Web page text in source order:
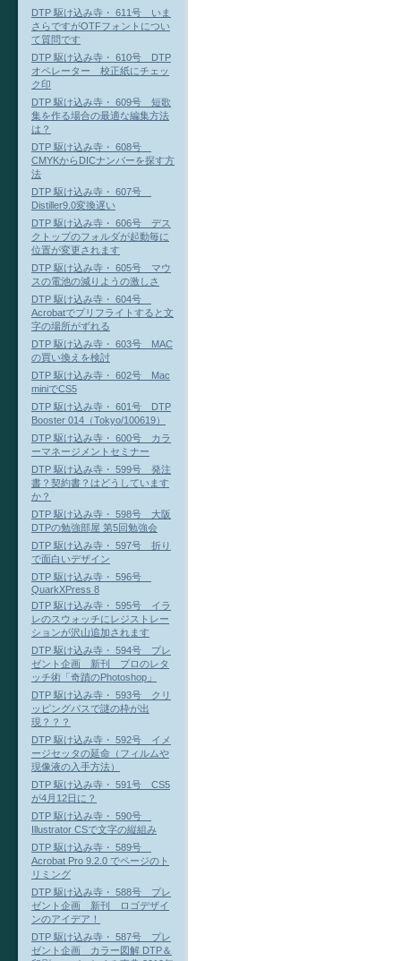
DTP 駆け込み寺・ 611号 いま
さらですがOTFフォントについ
て質問です
DTP 駆け込み寺・ 610号 DTP
オペレーター 校正紙にチェッ
ク印
DTP 駆け込み寺・ 609号 短歌
集を作る場合の最適な編集方法
は？
DTP 駆け込み寺・ 608号
CMYKからDICナンバーを探す方
法
DTP 駆け込み寺・ 607号
Distiller9.0変換遅い
DTP 駆け込み寺・ 606号 デス
クトップのフォルダが起動毎に
位置が変更されます
DTP 駆け込み寺・ 605号 マウ
スの電池の減りようの激しさ
DTP 駆け込み寺・ 604号
Acrobatでプリフライトすると文
字の場所がずれる
DTP 駆け込み寺・ 603号 MAC
の買い換えを検討
DTP 駆け込み寺・ 602号 Mac
miniでCS5
DTP 駆け込み寺・ 601号 DTP
Booster 014（Tokyo/100619）
DTP 駆け込み寺・ 600号 カラ
ーマネージメントセミナー
DTP 駆け込み寺・ 599号 発注
書？契約書？はどうしています
か？
DTP 駆け込み寺・ 598号 大阪
DTPの勉強部屋 第5回勉強会
DTP 駆け込み寺・ 597号 折り
で面白いデザイン
DTP 駆け込み寺・ 596号
QuarkXPress 8
DTP 駆け込み寺・ 595号 イラ
レのスウォッチにレジストレー
ションが沢山追加されます
DTP 駆け込み寺・ 594号 プレ
ゼント企画 新刊 プロのレタ
ッチ術「奇蹟のPhotoshop」
DTP 駆け込み寺・ 593号 クリ
ッピングパスで謎の枠が出
現？？？
DTP 駆け込み寺・ 592号 イメ
ージセッタの延命（フィルムや
現像液の入手方法）
DTP 駆け込み寺・ 591号 CS5
が4月12日に？
DTP 駆け込み寺・ 590号
Illustrator CSで文字の縦組み
DTP 駆け込み寺・ 589号
Acrobat Pro 9.2.0 でページのト
リミング
DTP 駆け込み寺・ 588号 プレ
ゼント企画 新刊 ロゴデザイ
ンのアイデア！
DTP 駆け込み寺・ 587号 プレ
ゼント企画 カラー図解 DTP＆